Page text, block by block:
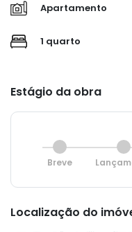
Apartamento
1 quarto
Estágio da obra
Breve
Localização do